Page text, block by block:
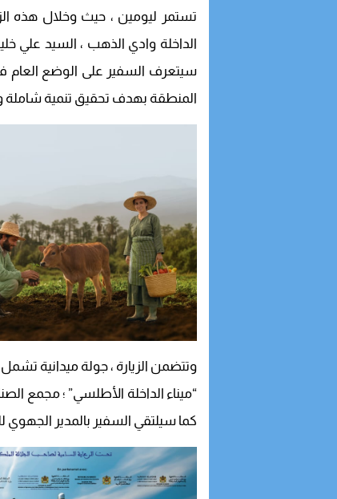
تستمر ليومين ، حيث وخلال هذه
الداخلة وادي الذهب ، السيد علي
سيتعرف السفير على الوضع العام في
المنطقة بهدف تحقيق تنمية شاملة
وتتضمن الزيارة ، جولة ميدانية
“ميناء الداخلة الأطلسي” ؛ مجمع
كما سيلتقي السفير بالمدير الجهوي